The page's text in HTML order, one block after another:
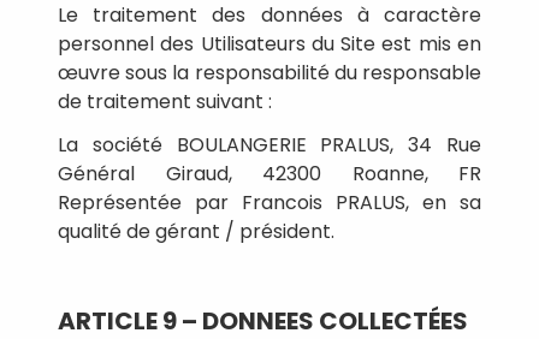
Le traitement des données à caractère
personnel des Utilisateurs du Site est mis en
œuvre sous la responsabilité du responsable
de traitement suivant :
La société BOULANGERIE PRALUS, 34 Rue
Général Giraud, 42300 Roanne, FR
Représentée par Francois PRALUS, en sa
qualité de gérant / président.
ARTICLE 9 – DONNEES COLLECTÉES